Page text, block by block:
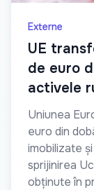
Externe
UE
de euro
activele
Uniunea
euro din
imobilizate
sprijinirea
obținute în